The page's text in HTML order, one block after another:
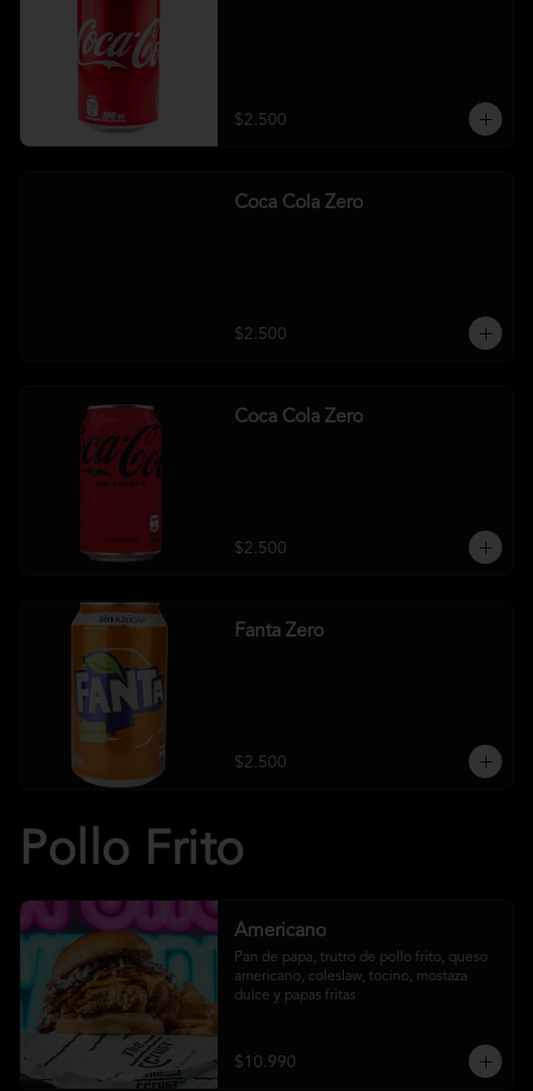
$2.500
Coca Cola Zero
$2.500
Coca Cola Zero
$2.500
Fanta Zero
$2.500
Pollo Frito
Americano
Pan de papa, trutro de pollo frito, queso
americano, coleslaw, tocino, mostaza
dulce y papas fritas
$10.990